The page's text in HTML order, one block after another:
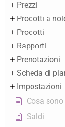
Prezzi
Prodotti a
Prodotti
Rapporti
Prenotazioni
Scheda di
Impostazioni
Cosa
Saldi